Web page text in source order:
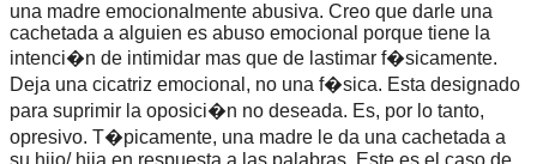
una madre emocionalmente abusiva. Creo que darle una
cachetada a alguien es abuso emocional porque tiene la
intenci�n de intimidar mas que de lastimar f�sicamente.
Deja una cicatriz emocional, no una f�sica. Esta designado
para suprimir la oposici�n no deseada. Es, por lo tanto,
opresivo. T�picamente, una madre le da una cachetada a
su hijo/ hija en respuesta a las palabras. Este es el caso de